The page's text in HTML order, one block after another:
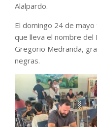
Alalpardo.
El domingo 24 de
que lleva el nombre del
Gregorio Medranda,
negras.